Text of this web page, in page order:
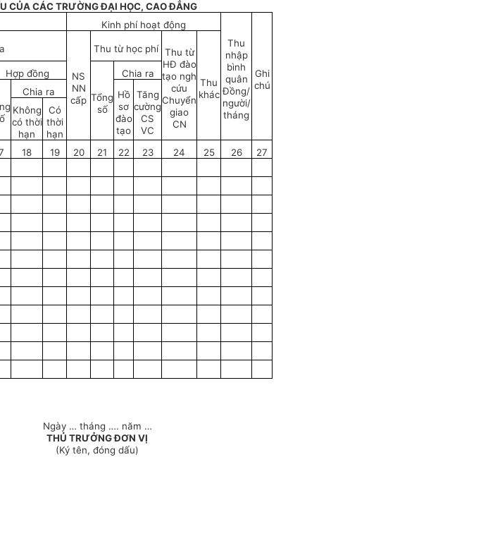
CỦA CÁC TRƯỜNG ĐẠI HỌC, CAO ĐẲNG
Kinh phí hoạt động
Thu
nhập
bình
quân
Đồng/
người/
tháng
Ghi
chú
NS
NN
cấp
Thu từ học phí Thu từ
HĐ đào
tạo ngh
cứu
Chuyển
giao
CN
Thu
khác
Hợp đồng
Tổng
số
Chia ra
Chia ra
Hồ
sơ
đào
tạo
Tăng
cường
CS
VC
Không
có thời
hạn
Có
thời
hạn
18 19 20 21 22 23 24 25 26 27
Ngày … tháng …. năm …
THỦ TRƯỞNG ĐƠN VỊ
(Ký tên, đóng dấu)